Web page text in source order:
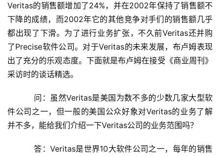
Veritas的销售额增加了24%，并在2002年保持了销售额不
下降的成绩，而2002年它的其他竞争对手们的销售额几乎
都出现了下滑。为了进行业务扩张，不久前Veritas还并购
了Precise软件公司。对于Veritas的未来发展，布卢姆表现
出了充分的乐观态度。下面就是布卢姆在接受《商业周刊》
采访时的谈话精选。
问：虽然Veritas是美国为数不多的少数几家大型软
件公司之一，但一般的美国公众好象对Veritas的业务了解
并不多，能给我们介绍一下Veritas公司的业务范围吗？
答：Veritas是世界10大软件公司之一，每年的销售